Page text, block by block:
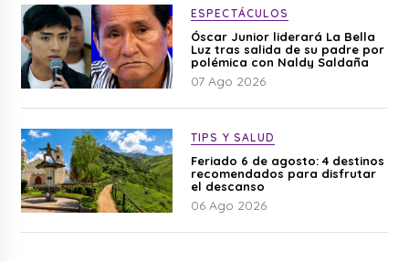
ESPECTÁCULOS
Óscar Junior liderará La Bella
Luz tras salida de su padre por
polémica con Naldy Saldaña
07 Ago 2026
TIPS Y SALUD
Feriado 6 de agosto: 4 destinos
recomendados para disfrutar
el descanso
06 Ago 2026